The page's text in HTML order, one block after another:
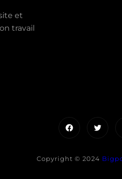
et
travail
Facebook
Copyright © 2024